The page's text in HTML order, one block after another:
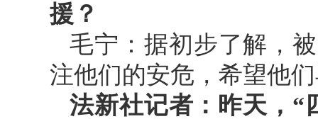
援？
毛宁：据初步了解，
注他们的安危，希望他
法新社记者：昨天，“